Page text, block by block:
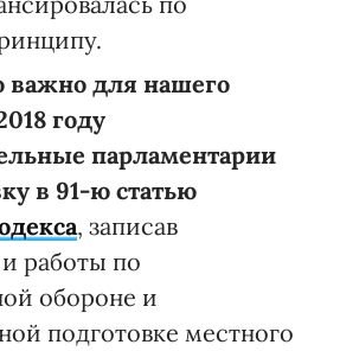
важно для нашего
году
парламентарии
в 91-ю статью
, записав
работы по
обороне и
подготовке местного